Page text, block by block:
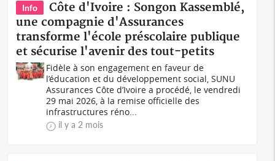
Info
Côte d'Ivoire : Songon Kassemblé,
une compagnie d'Assurances
transforme l'école préscolaire publique
et sécurise l'avenir des tout-petits
Fidèle à son engagement en faveur de
l’éducation et du développement social, SUNU
Assurances Côte d’Ivoire a procédé, le vendredi
29 mai 2026, à la remise officielle des
infrastructures réno...
il y a 2 mois